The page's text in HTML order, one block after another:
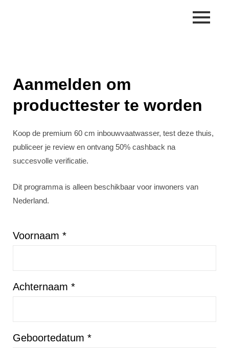
Aanmelden om
producttester te worden
Koop de premium 60 cm inbouwvaatwasser, test deze thuis,
publiceer je review en ontvang 50% cashback na
succesvolle verificatie.
Dit programma is alleen beschikbaar voor inwoners van
Nederland.
Voornaam *
Achternaam *
Geboortedatum *